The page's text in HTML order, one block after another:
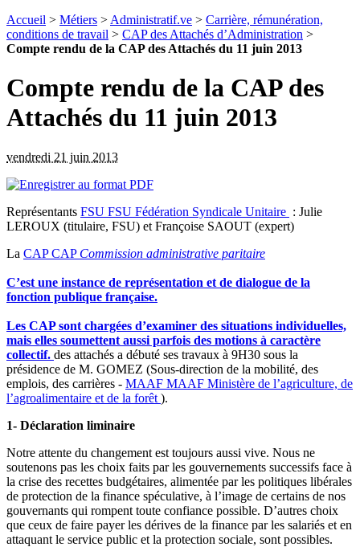
Accueil > Métiers > Administratif.ve > Carrière, rémunération,
conditions de travail > CAP des Attachés d’Administration >
Compte rendu de la CAP des Attachés du 11 juin 2013
Compte rendu de la CAP des
Attachés du 11 juin 2013
vendredi 21 juin 2013
Représentants FSU FSU Fédération Syndicale Unitaire : Julie
LEROUX (titulaire, FSU) et Françoise SAOUT (expert)
La CAP CAP Commission administrative paritaire
C’est une instance de représentation et de dialogue de la
fonction publique française.
Les CAP sont chargées d’examiner des situations individuelles,
mais elles soumettent aussi parfois des motions à caractère
collectif. des attachés a débuté ses travaux à 9H30 sous la
présidence de M. GOMEZ (Sous-direction de la mobilité, des
emplois, des carrières - MAAF MAAF Ministère de l’agriculture, de
l’agroalimentaire et de la forêt ).
1- Déclaration liminaire
Notre attente du changement est toujours aussi vive. Nous ne
soutenons pas les choix faits par les gouvernements successifs face à
la crise des recettes budgétaires, alimentée par les politiques libérales
de protection de la finance spéculative, à l’image de certains de nos
gouvernants qui rompent toute confiance possible. D’autres choix
que ceux de faire payer les dérives de la finance par les salariés et en
attaquant le service public et la protection sociale, sont possibles.